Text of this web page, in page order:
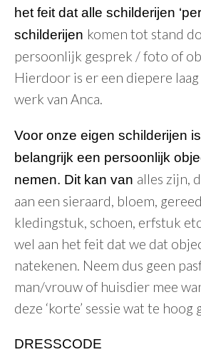
het feit dat alle schilderijen
schilderijen komen tot stand
persoonlijk gesprek / foto of
Hierdoor is er een diepere
werk van Anca.
Voor onze eigen schilderijen
belangrijk een persoonlijk
nemen. Dit kan van alles zijn,
aan een sieraard, bloem,
kledingstuk, schoen, erfstuk
wel aan het feit dat we dat
natekenen. Neem dus geen
man/vrouw of huisdier mee
deze ‘korte’ sessie wat te hoog
DRESSCODE